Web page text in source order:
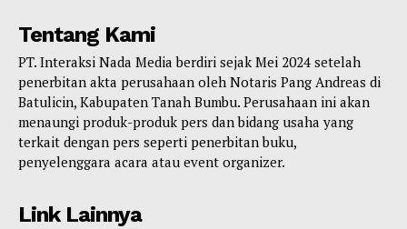
Tentang Kami
PT. Interaksi Nada Media berdiri sejak Mei 2024 setelah
penerbitan akta perusahaan oleh Notaris Pang Andreas di
Batulicin, Kabupaten Tanah Bumbu. Perusahaan ini akan
menaungi produk-produk pers dan bidang usaha yang
terkait dengan pers seperti penerbitan buku,
penyelenggara acara atau event organizer.
Link Lainnya